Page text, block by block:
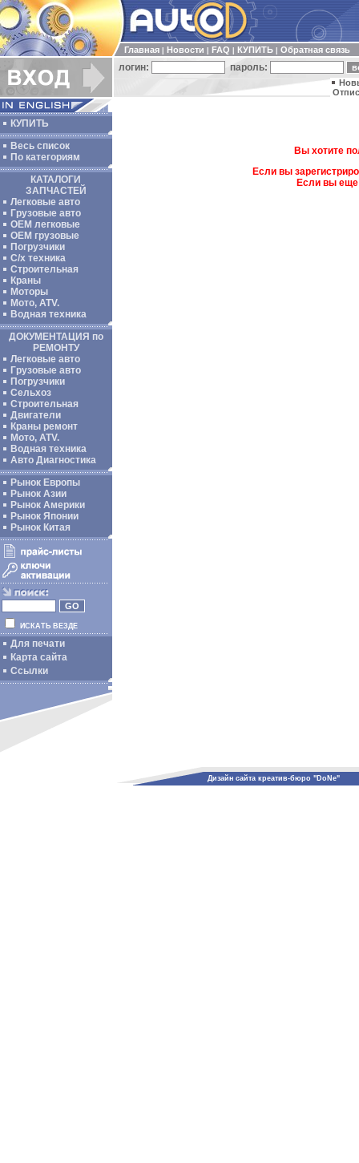
Главная Новости FAQ КУПИТЬ Обратная связь
логин: пароль:
КУПИТЬ
Весь список
По категориям
КАТАЛОГИ
ЗАПЧАСТЕЙ
Легковые авто
Грузовые авто
ОЕМ легковые
OEM грузовые
Погрузчики
С/х техника
Строительная
Краны
Моторы
Мото, ATV.
Водная техника
ДОКУМЕНТАЦИЯ по
РЕМОНТУ
Легковые авто
Грузовые авто
Погрузчики
Сельхоз
Строительная
Двигатели
Краны ремонт
Мото, ATV.
Водная техника
Авто Диагностика
Рынок Европы
Рынок Азии
Рынок Америки
Рынок Японии
Рынок Китая
ИСКАТЬ ВЕЗДЕ
Для печати
Карта сайта
Ссылки
Вы хотите
Если вы
Если вы еще
Дизайн сайта креатив-бюро "DoNe"